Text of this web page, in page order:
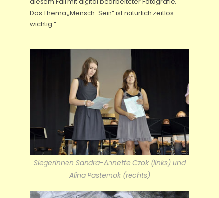
Das Thema „Mensch-Sein“ ist natürlich zeitlos
wichtig.“
Siegerinnen Sandra-Annette Czok (links) und
Alina Pasternok (rechts)